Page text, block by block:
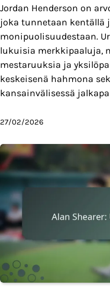
Jordan Henderson on
joka tunnetaan kentällä
monipuolisuudestaan.
lukuisia merkkipaaluja,
mestaruuksia ja
keskeisenä hahmona
kansainvälisessä
27/02/2026